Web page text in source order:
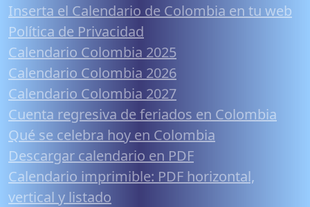
Inserta el Calendario de Colombia en tu web
Política de Privacidad
Calendario Colombia 2025
Calendario Colombia 2026
Calendario Colombia 2027
Cuenta regresiva de feriados en Colombia
Qué se celebra hoy en Colombia
Descargar calendario en PDF
Calendario imprimible: PDF horizontal,
vertical y listado